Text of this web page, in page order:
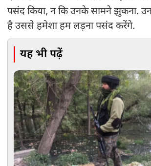
पसंद किया, न कि उनके सामने झुकना.
है उससे हमेशा हम लड़ना पसंद करेंगे.
यह भी पढ़ें